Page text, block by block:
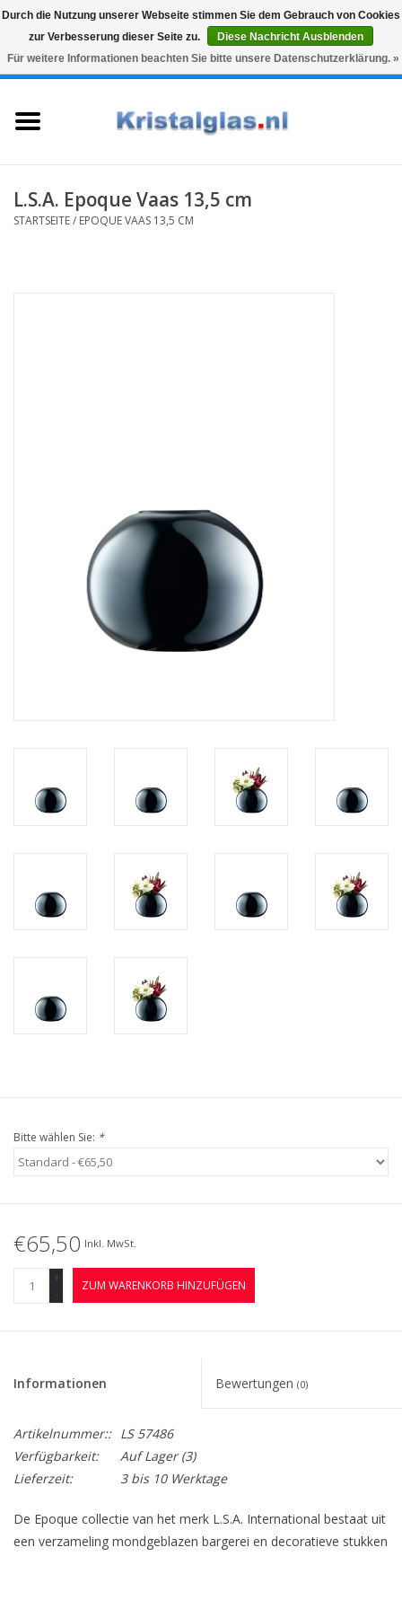
Snelle levering
Graveren
0 Artikel - €0,00
Karaffen
L.S.A. Epoque Vaas 13,5 cm
STARTSEITE/ EPOQUE VAAS 13,5 CM
Bitte wählen Sie: *
€65,50 Inkl. MwSt.
+
-
ZUM WARENKORB HINZUFÜGEN
Informationen Bewertungen (0)
Artikelnummer:: LS 57486
Verfügbarkeit:
Auf Lager(3)
Lieferzeit:
3 bis 10 Werktage
De Epoque collectie van het merk L.S.A. International bestaat uit
een verzameling mondgeblazen bargerei en decoratieve stukken
Durch die Nutzung unserer Webseite stimmen Sie dem Gebrauch von Cookies
zur Verbesserung dieser Seite zu.
Diese Nachricht Ausblenden
Für weitere Informationen beachten Sie bitte unsere Datenschutzerklärung. »